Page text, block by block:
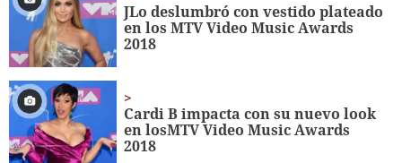
JLo deslumbró con vestido plateado
en los MTV Video Music Awards
2018
Cardi B impacta con su nuevo look
en losMTV Video Music Awards
2018